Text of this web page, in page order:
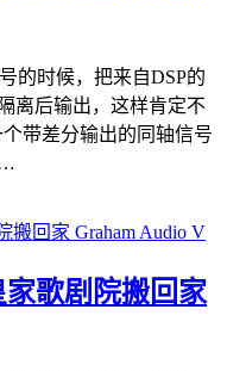
的时候，把来自DSP的
离后输出，这样肯定不
带差分输出的同轴信号
歌剧院搬回家